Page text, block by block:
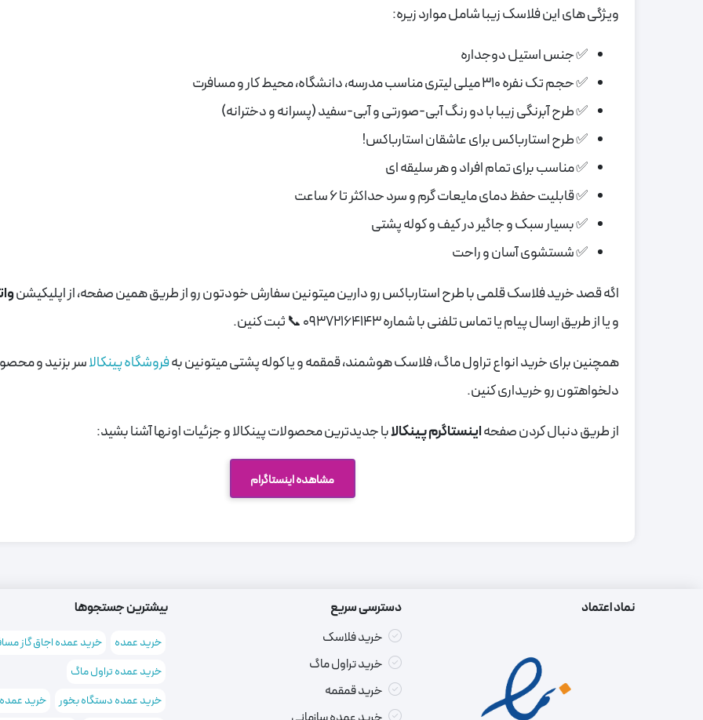
ویژگی های این فلاسک زیبا شامل موارد زیره:
✅ جنس استیل دوجداره
✅ حجم تک نفره 310 میلی لیتری مناسب مدرسه، دانشگاه، محیط کار و مسافرت
✅ طرح آبرنگی زیبا با دو رنگ آبی-صورتی و آبی-سفید (پسرانه و دخترانه)
✅ طرح استارباکس برای عاشقان استارباکس!
✅ مناسب برای تمام افراد و هر سلیقه ای
✅ قابلیت حفظ دمای مایعات گرم و سرد حداکثر تا 6 ساعت
✅ بسیار سبک و جاگیر در کیف و کوله پشتی
✅ شستشوی آسان و راحت
اگه قصد خرید فلاسک قلمی با طرح استارباکس رو دارین میتونین سفارش خودتون رو از طریق همین صفحه، از اپلیکیشن
و یا از طریق ارسال پیام یا تماس تلفنی با شماره 09372164143
📞ثبت کنین.
همچنین برای خرید انواع تراول ماگ، فلاسک هوشمند، قمقمه و یا کوله پشتی میتونین بهفروشگاه پینکالاسر بزنید و
دلخواهتون رو خریداری کنین.
از طریق دنبال کردن صفحهاینستاگرم پینکالابا جدیدترین محصولات پینکالا و جزئیات اونها آشنا بشید:
مشاهده اینستاگرام
نماد اعتماد
دسترسی سریع
خرید فلاسک
خرید تراول ماگ
خرید قمقمه
بیشترین جستجوها
خرید عمده
خرید عمده اجاق گاز
خرید عمده تراول ماگ
خرید عمده دستگاه بخور
خرید